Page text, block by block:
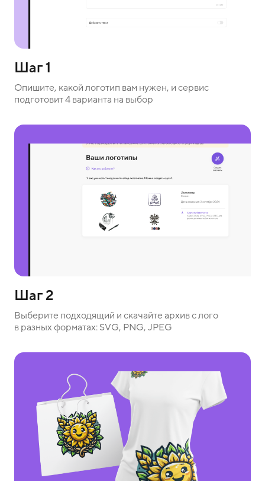
Шаг 1
Опишите, какой логотип вам нужен, и сервис
подготовит 4 варианта на выбор
Шаг 2
Выберите подходящий и скачайте архив с лого
в разных форматах: SVG, PNG, JPEG